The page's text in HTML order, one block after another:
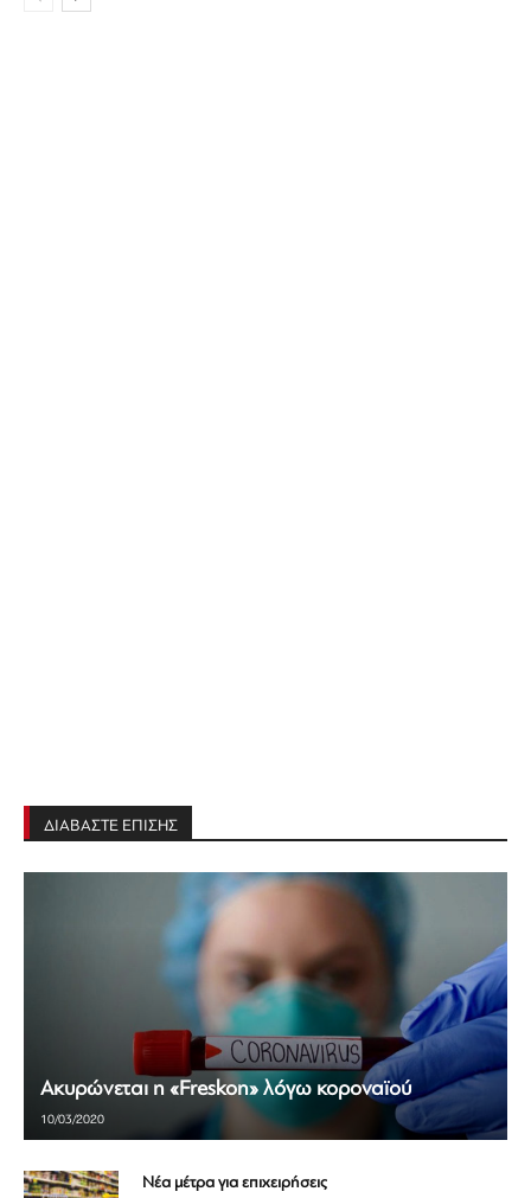
ΔΙΑΒΑΣΤΕ ΕΠΙΣΗΣ
Ακυρώνεται η «Freskon» λόγω κοροναϊού
10/03/2020
Νέα μέτρα για επιχειρήσεις